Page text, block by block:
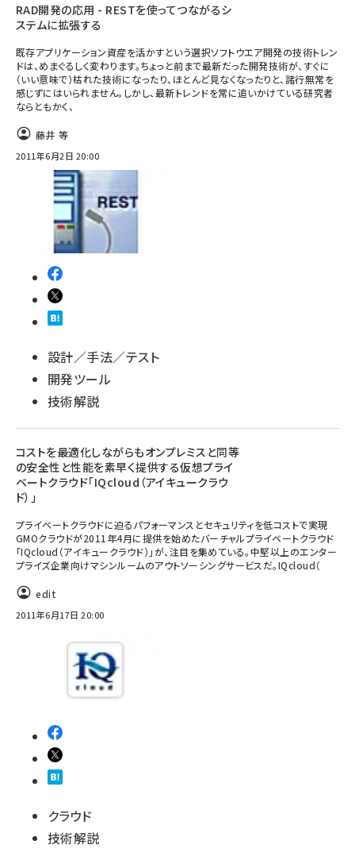
RAD開発の応用 - RESTを使ってつながるシ
ステムに拡張する
既存アプリケーション資産を活かすという選択ソフトウエア開発の技術トレン
ドは、めまぐるしく変わります。ちょっと前まで最新だった開発技術が、すぐに
（いい意味で）枯れた技術になったり、ほとんど見なくなったりと、諸行無常を
感じずにはいられません。しかし、最新トレンドを常に追いかけている研究者
ならともかく、
藤井 等
2011年6月2日 20:00
設計／手法／テスト
開発ツール
技術解説
コストを最適化しながらもオンプレミスと同等
の安全性と性能を素早く提供する仮想プライ
ベートクラウド「IQcloud（アイキュークラウ
ド）」
プライベートクラウドに迫るパフォーマンスとセキュリティを低コストで実現
GMOクラウドが2011年4月に提供を始めたバーチャルプライベートクラウド
「IQcloud（アイキュークラウド）」が、注目を集めている。中堅以上のエンター
プライズ企業向けマシンルームのアウトソーシングサービスだ。IQcloud（
edit
2011年6月17日 20:00
クラウド
技術解説